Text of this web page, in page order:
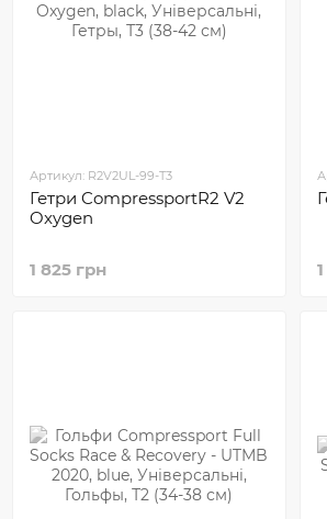
Артикул: R2V2UL-99-T3
Гетри CompressportR2 V2
Oxygen
1 825 грн